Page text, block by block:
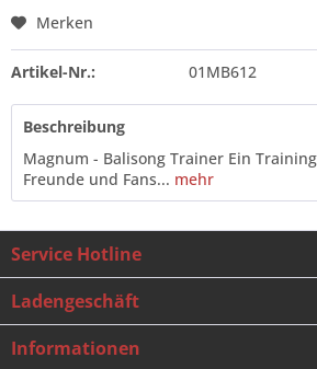
Merken
Artikel-Nr.: 01MB612
Beschreibung
Magnum - Balisong Trainer Ein
Freunde und Fans... mehr
Service Hotline
Ladengeschäft
Informationen